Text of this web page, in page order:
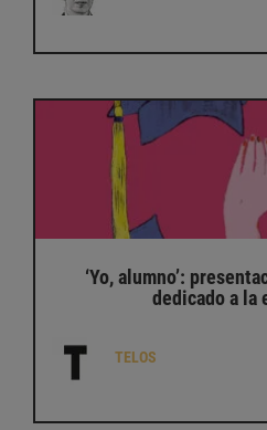
‘Yo, alumno’:
dedicado a la
TELOS